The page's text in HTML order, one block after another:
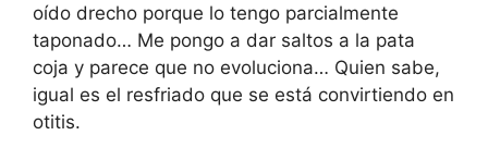
oído drecho porque lo tengo parcialmente
taponado… Me pongo a dar saltos a la pata
coja y parece que no evoluciona… Quien sabe,
igual es el resfriado que se está convirtiendo en
otitis.